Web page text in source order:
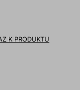
K PRODUKTU